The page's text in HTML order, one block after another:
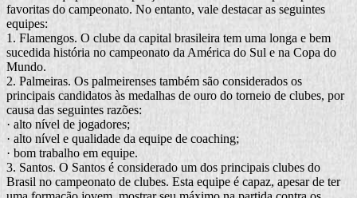
favoritas do campeonato. No entanto, vale destacar as seguintes
equipes:
1. Flamengos. O clube da capital brasileira tem uma longa e bem
sucedida história no campeonato da América do Sul e na Copa do
Mundo.
2. Palmeiras. Os palmeirenses também são considerados os
principais candidatos às medalhas de ouro do torneio de clubes, por
causa das seguintes razões:
· alto nível de jogadores;
· alto nível e qualidade da equipe de coaching;
· bom trabalho em equipe.
3. Santos. O Santos é considerado um dos principais clubes do
Brasil no campeonato de clubes. Esta equipe é capaz, apesar de ter